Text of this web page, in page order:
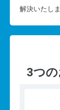
解決いたしま
3つ